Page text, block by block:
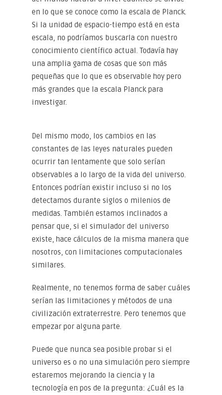
en lo que se conoce como la escala de Planck.
Si la unidad de espacio-tiempo está en esta
escala, no podríamos buscarla con nuestro
conocimiento científico actual. Todavía hay
una amplia gama de cosas que son más
pequeñas que lo que es observable hoy pero
más grandes que la escala Planck para
investigar.
Del mismo modo, los cambios en las
constantes de las leyes naturales pueden
ocurrir tan lentamente que solo serían
observables a lo largo de la vida del universo.
Entonces podrían existir incluso si no los
detectamos durante siglos o milenios de
medidas. También estamos inclinados a
pensar que, si el simulador del universo
existe, hace cálculos de la misma manera que
nosotros, con limitaciones computacionales
similares.
Realmente, no tenemos forma de saber cuáles
serían las limitaciones y métodos de una
civilización extraterrestre. Pero tenemos que
empezar por alguna parte.
Puede que nunca sea posible probar si el
universo es o no una simulación pero siempre
estaremos mejorando la ciencia y la
tecnología en pos de la pregunta: ¿Cuál es la